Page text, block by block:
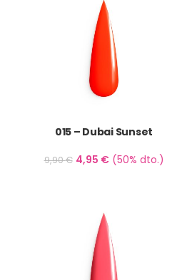
015 – Dubai Sunset
9,90€ 4,95 €(50% dto.)